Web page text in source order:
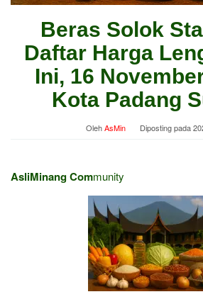
Beras Solok
Daftar Harga
Ini, 16
Kota Padang
OlehAsMin Diposting pada
AsliMinang Community